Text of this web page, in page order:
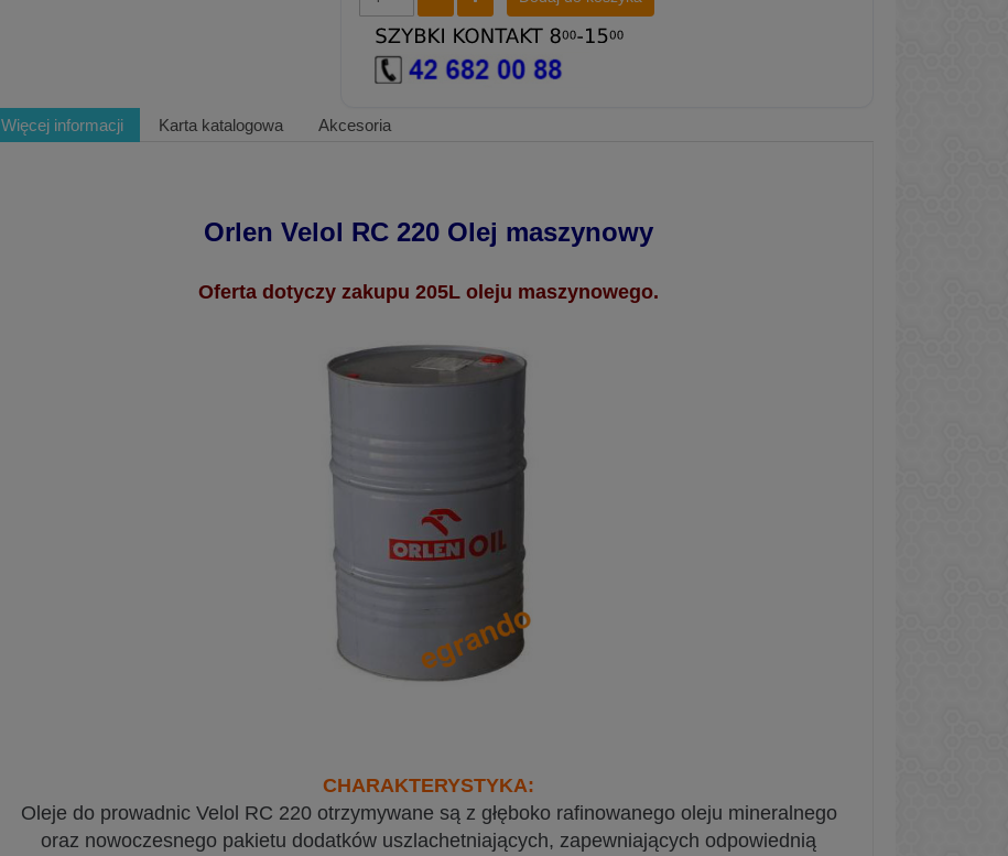
Więcej informacji Karta katalogowa Akcesoria
Orlen Velol RC 220 Olej maszynowy
Oferta dotyczy zakupu 205L oleju maszynowego.
CHARAKTERYSTYKA:
Oleje do prowadnic Velol RC 220 otrzymywane są z głęboko rafinowanego oleju mineralnego
oraz nowoczesnego pakietu dodatków uszlachetniających, zapewniających odpowiednią